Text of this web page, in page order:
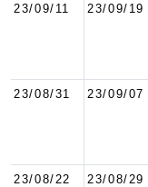
23/09/11 23/09/19
23/08/31 23/09/07
23/08/22 23/08/29